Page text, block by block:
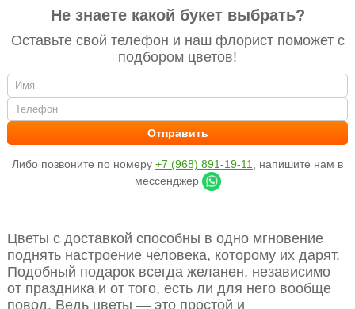
Не знаете какой букет выбрать?
Оставьте свой телефон и наш флорист поможет с
подбором цветов!
Либо позвоните по номеру +7 (968) 891-19-11
, напишите нам в
мессенджер
Цветы с доставкой способны в одно мгновение
поднять настроение человека, которому их дарят.
Подобный подарок всегда желанен, независимо
от праздника и от того, есть ли для него вообще
повод. Ведь цветы — это простой и